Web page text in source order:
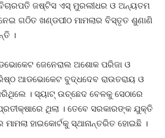
ଜଷ୍ଟିସ ଏସ୍‍ ମୁରଲୀଧର ଓ ଅନ୍ୟତମ
ଗଠିତ ଖଣ୍ଡପୀଠ ମାମଲାର ବିସ୍ତୃତ ଶୁଣାଣି
।
ଜେନେରାଲ ଅଶୋକ ପରିଜା ଓ
ଆଡଭୋକେଟ ବୁଦ୍ଧଦେବ ରାଉତରାୟ ଓ
। ସ୍ୟାଟ୍‍ ଉଚ୍ଛେଦ ବେଳକୁ ସେଠାରେ
ଥିଲା । ତେବେ ସରକାରଙ୍କ ଯୁକ୍ତି
ହାଇକୋର୍ଟକୁ ସ୍ଥାନାନ୍ତରିତ ହୋଇଛି ।